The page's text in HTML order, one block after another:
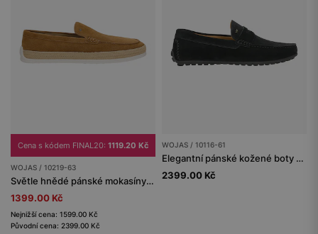
Cena s kódem FINAL20: 1119.20 Kč
WOJAS / 10219-63
Světle hnědé pánské mokasíny s pletenou jutovou šňůrkou
1399.00 Kč
Nejnižší cena: 1599.00 Kč
Původní cena: 2399.00 Kč
WOJAS / 10116-61
Elegantní pánské kožené boty v černé barvě
2399.00 Kč